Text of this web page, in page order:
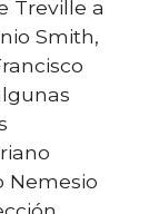
Treville a
Smith,
Nemesio